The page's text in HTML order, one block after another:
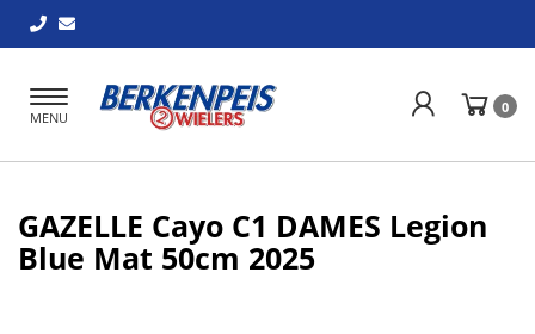
Toggle
navigation
MENU
0
GAZELLE Cayo C1 DAMES Legion
Blue Mat 50cm 2025